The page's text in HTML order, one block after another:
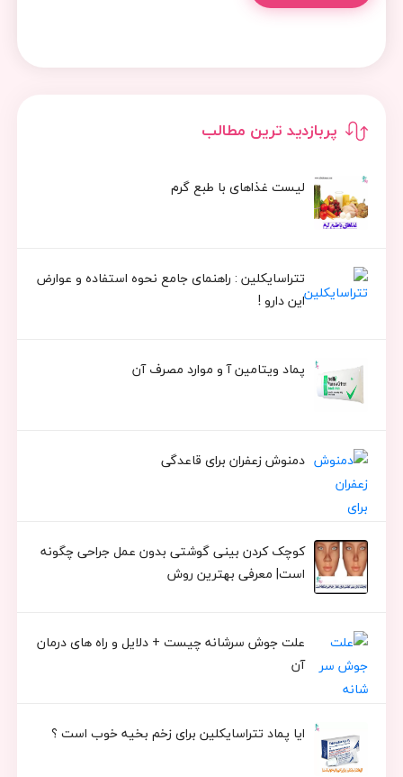
پربازدید ترین مطالب
لیست غذاهای با طبع گرم
تتراسایکلین : راهنمای جامع نحوه استفاده و عوارض
این دارو !
پماد ویتامین آ و موارد مصرف آن
دمنوش زعفران برای قاعدگی
کوچک کردن بینی گوشتی بدون عمل جراحی چگونه
است| معرفی بهترین روش
علت جوش سرشانه چیست + دلایل و راه های درمان
آن
ایا پماد تتراسایکلین برای زخم بخیه خوب است ؟